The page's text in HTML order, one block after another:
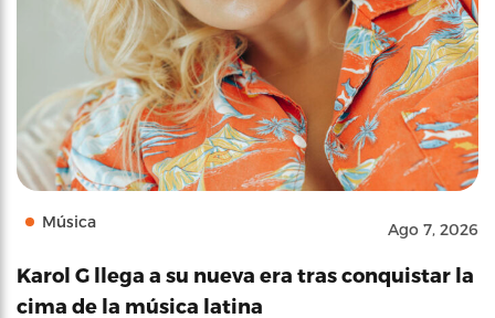
Música Ago 7, 2026
Karol G llega a su nueva era tras conquistar la
cima de la música latina